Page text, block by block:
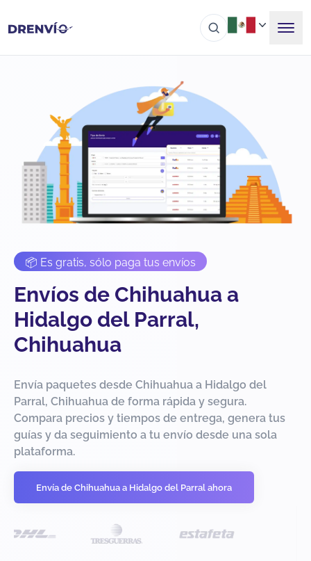
📦 Es gratis, sólo paga tus envíos
Envíos de Chihuahua a
Hidalgo del Parral,
Chihuahua
Envía paquetes desde Chihuahua a Hidalgo del
Parral, Chihuahua de forma rápida y segura.
Compara precios y tiempos de entrega, genera tus
guías y da seguimiento a tu envío desde una sola
plataforma.
Envía de Chihuahua a Hidalgo del Parral ahora